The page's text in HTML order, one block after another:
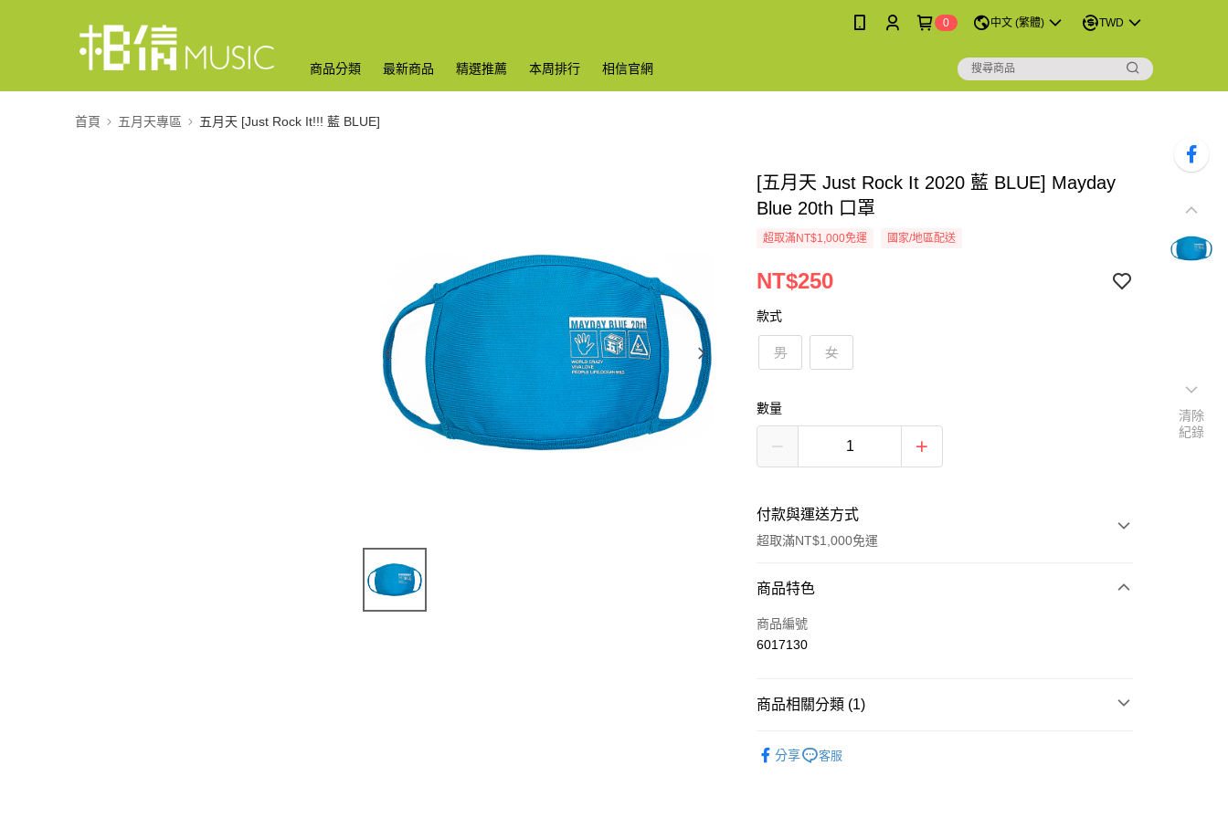
0 中文 (繁體) TWD
商品分類 最新商品 精選推薦 本周排行 相信官網
首頁 五月天專區 五月天 [Just Rock It!!! 藍 BLUE]
[五月天 Just Rock It 2020 藍 BLUE] Mayday
Blue 20th 口罩
超取滿NT$1,000免運 國家/地區配送
NT$250
款式
男 女
數量
付款與運送方式
超取滿NT$1,000免運
付款方式
信用卡一次付款
悠遊付
商品特色
商品編號
6017130
商品相關分類 (1)
分享
客服
清除
紀錄